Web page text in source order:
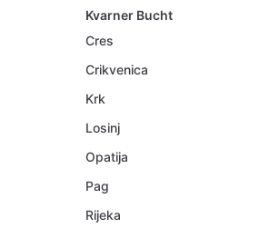
Kvarner Bucht
Cres
Crikvenica
Krk
Losinj
Opatija
Pag
Rijeka